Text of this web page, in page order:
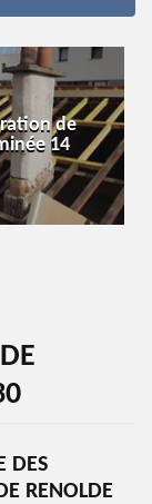
de
14
DES
RENOLDE